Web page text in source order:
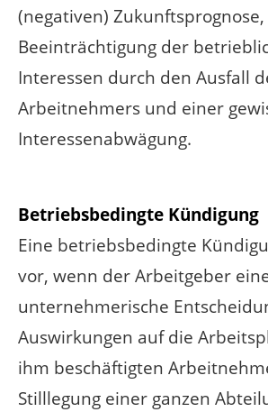
(negativen)
Beeinträchtigung der
Interessen durch den Ausfall
Arbeitnehmers und einer
Interessenabwägung.
Betriebsbedingte Kündigung
Eine betriebsbedingte
vor, wenn der Arbeitgeber
unternehmerische
Auswirkungen auf die
ihm beschäftigten
Stilllegung einer ganzen